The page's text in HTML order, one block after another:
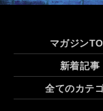
マガジン
新着記事
全てのカテ